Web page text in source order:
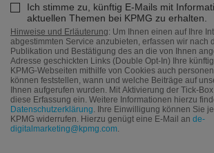
Hinweise und Erläuterung: Um Ihnen einen auf Ihre
abgestimmten Service anzubieten, erfassen wir nach
Publikation und Bestätigung des an die von Ihnen
Adresse geschickten Links (Double Opt-In) Ihre
KPMG-Webseiten mithilfe von Cookies auch
können feststellen, wann und welche Beiträge auf
Ihnen aufgerufen wurden. Mit Aktivierung der Tick-
diese Erfassung ein. Weitere Informationen hierzu
Datenschutzerklärung. Ihre Einwilligung können Sie
KPMG widerrufen. Hierzu genügt eine E-Mail an de-
digitalmarketing@kpmg.com.
Ich stimme zu, künftig E-Mails mit
aktuellen Themen bei KPMG zu erhalten.